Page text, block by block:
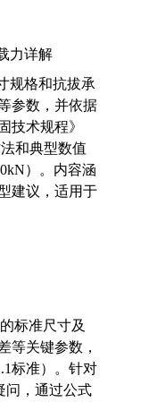
力详解
规格和抗拔承
参数，并依据
技术规程》
和典型数值
）。内容涵
建议，适用于
标准尺寸及
等关键参数，
标准）。针对
问，通过公式